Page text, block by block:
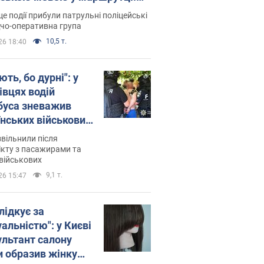
склала адмінпротокол.
події прибули патрульні поліцейські
оперативна група
18:40 10,5 т.
бо дурні": у
водій
зневажив
військових
Відео
після
з пасажирами та
15:47 9,1 т.
за
у Києві
салону
образив жінку